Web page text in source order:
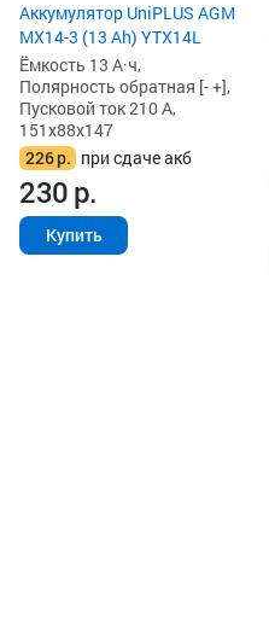
Аккумулятор UniPLUS AGM
MX14-3 (13 Ah) YTX14L
Ёмкость 13 А·ч,
Полярность обратная [- +],
Пусковой ток 210 А,
151x88x147
226р. при сдаче акб
230р.
Купить